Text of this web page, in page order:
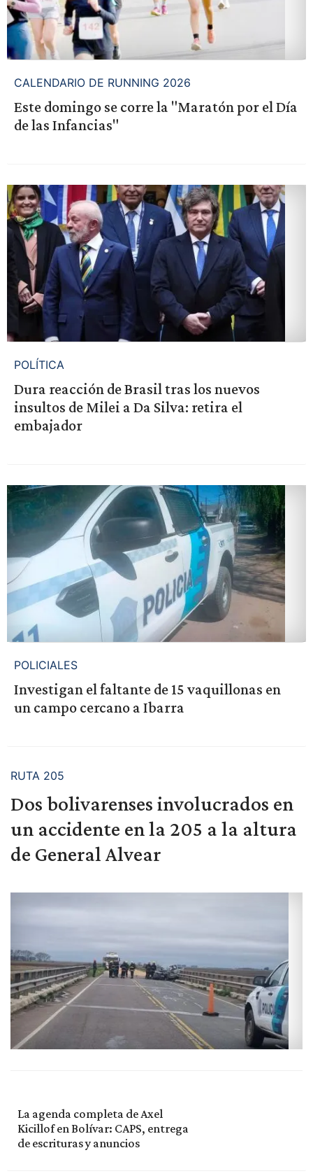
CALENDARIO DE RUNNING 2026
Este domingo se corre la "Maratón por el Día
de las Infancias"
POLÍTICA
Dura reacción de Brasil tras los nuevos
insultos de Milei a Da Silva: retira el
embajador
POLICIALES
Investigan el faltante de 15 vaquillonas en
un campo cercano a Ibarra
RUTA 205
Dos bolivarenses involucrados en
un accidente en la 205 a la altura
de General Alvear
La agenda completa de Axel
Kicillof en Bolívar: CAPS, entrega
de escrituras y anuncios